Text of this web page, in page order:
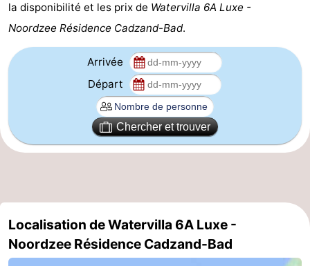
Domburg
-
Vlaanderen
-
Sluis
-
Cadzand-
-
la disponibilité et les prix de Watervilla 6A Luxe -
Noordzee Résidence Cadzand-Bad.
Arrivée
Départ
Chercher et trouver
Localisation de Watervilla 6A Luxe -
Noordzee Résidence Cadzand-Bad